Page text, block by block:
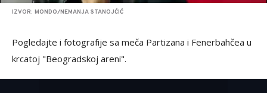
IZVOR: MONDO/NEMANJA STANOJĆIĆ
Pogledajte i fotografije sa meča Partizana i Fenerbahčea u
krcatoj "Beogradskoj areni".